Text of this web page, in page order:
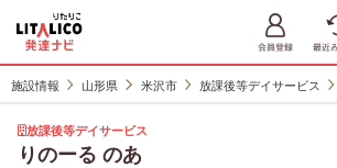
施設情報 山形県 米沢市 放課後等デイサービス
放課後等デイサービス
りのーる のあ